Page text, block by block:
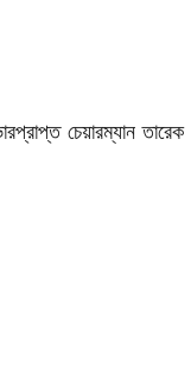
চেয়ারম্যান তারেক